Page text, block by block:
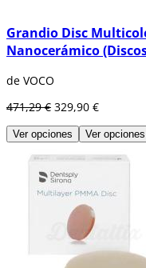
Grandio Disc
Nanocerámico
de VOCO
471,29 € 329,90 €
Ver opciones Ver opciones